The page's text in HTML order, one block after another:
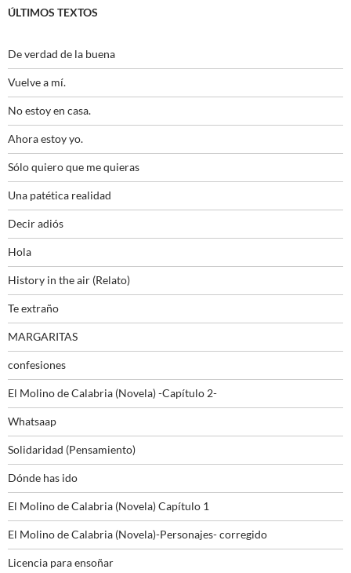
ÚLTIMOS TEXTOS
De verdad de la buena
Vuelve a mí.
No estoy en casa.
Ahora estoy yo.
Sólo quiero que me quieras
Una patética realidad
Decir adiós
Hola
History in the air (Relato)
Te extraño
MARGARITAS
confesiones
El Molino de Calabria (Novela) -Capítulo 2-
Whatsaap
Solidaridad (Pensamiento)
Dónde has ido
El Molino de Calabria (Novela) Capítulo 1
El Molino de Calabria (Novela)-Personajes- corregido
Licencia para ensoñar